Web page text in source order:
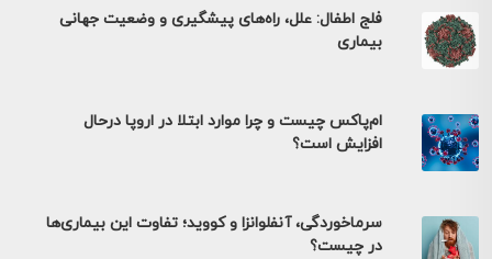
فلج اطفال: علل، راه‌های پیشگیری و وضعیت جهانی
بیماری
ام‌پاکس چیست و چرا موارد ابتلا در اروپا درحال
افزایش است؟
سرماخوردگی، آنفلوانزا و کووید؛ تفاوت این بیماری‌ها
در چیست؟